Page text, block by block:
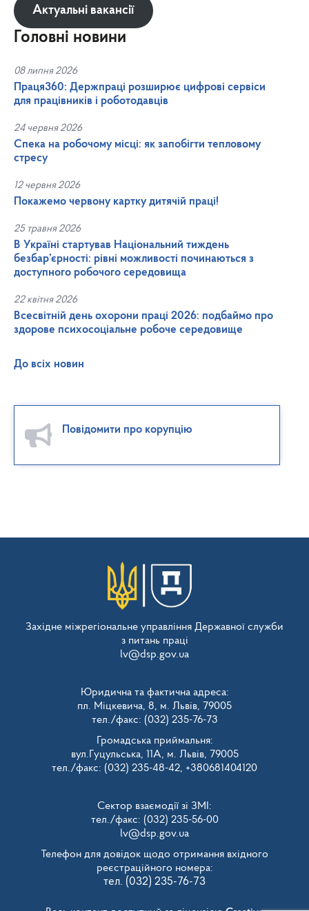
Актуальні вакансії
Головні новини
08 липня 2026
Праця360: Держпраці розширює цифрові сервіси
для працівників і роботодавців
24 червня 2026
Спека на робочому місці: як запобігти тепловому
стресу
12 червня 2026
Покажемо червону картку дитячій праці!
25 травня 2026
В Україні стартував Національний тиждень
безбар’єрності: рівні можливості починаються з
доступного робочого середовища
22 квітня 2026
Всесвітній день охорони праці 2026: подбаймо про
здорове психосоціальне робоче середовище
До всіх новин
Повідомити про корупцію
Західне міжрегіональне управління Державної служби
з питань праці
lv@dsp.gov.ua
Юридична та фактична адреса:
пл. Міцкевича, 8, м. Львів, 79005
тел./факс: (032) 235-76-73
Громадська приймальня:
вул.Гуцульська, 11А, м. Львів, 79005
тел./факс: (032) 235-48-42, +380681404120
Сектор взаємодії зі ЗМІ:
тел./факс: (032) 235-56-00
lv@dsp.gov.ua
Телефон для довідок щодо отримання вхідного
реєстраційного номера:
тел. (032) 235-76-73